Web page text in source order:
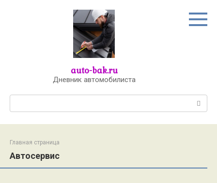
auto-bak.ru
Дневник автомобилиста
Главная страница
Автосервис